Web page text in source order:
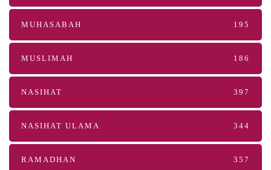
MUHASABAH 195
MUSLIMAH 186
NASIHAT 397
NASIHAT ULAMA 344
RAMADHAN 357